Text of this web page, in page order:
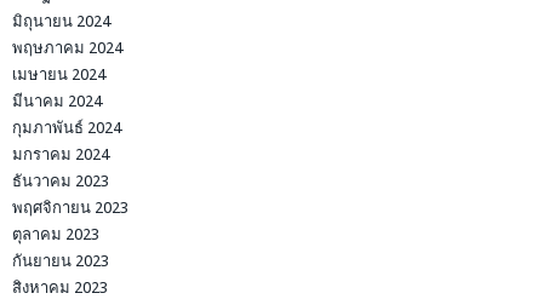
มิถุนายน 2024
พฤษภาคม 2024
เมษายน 2024
มีนาคม 2024
กุมภาพันธ์ 2024
มกราคม 2024
ธันวาคม 2023
พฤศจิกายน 2023
ตุลาคม 2023
กันยายน 2023
สิงหาคม 2023